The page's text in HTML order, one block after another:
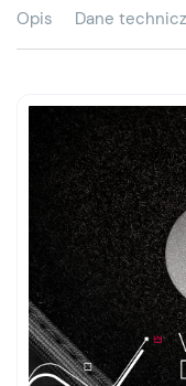
Opis Dane